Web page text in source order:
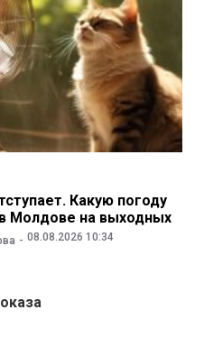
Какую погоду
Молдове на выходных
08.08.2026 10:34